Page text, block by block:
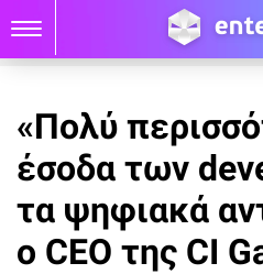
«Πολύ
έσοδα των
τα ψηφιακά
ο CEO της CI